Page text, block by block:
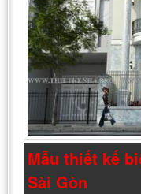
Mẫu thiết kế
Sài Gòn